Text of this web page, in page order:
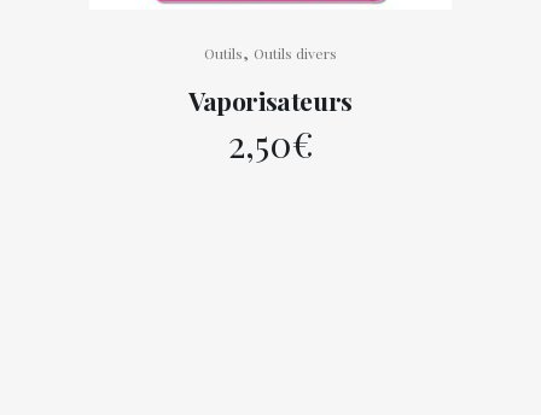
Outils, Outils divers
Vaporisateurs
2,50€